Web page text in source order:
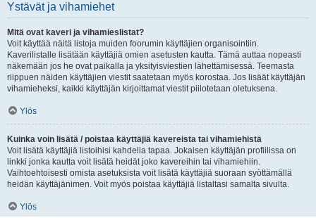
Ystävät ja vihamiehet
Mitä ovat kaveri ja vihamieslistat?
Voit käyttää näitä listoja muiden foorumin käyttäjien organisointiin.
Kaverilistalle lisätään käyttäjiä omien asetusten kautta. Tämä auttaa nopeasti
näkemään jos he ovat paikalla ja yksityisviestien lähettämisessä. Teemasta
riippuen näiden käyttäjien viestit saatetaan myös korostaa. Jos lisäät käyttäjän
vihamieheksi, kaikki käyttäjän kirjoittamat viestit piilotetaan oletuksena.
Ylös
Kuinka voin lisätä / poistaa käyttäjiä kavereista tai vihamiehistä
Voit lisätä käyttäjiä listoihisi kahdella tapaa. Jokaisen käyttäjän profiilissa on
linkki jonka kautta voit lisätä heidät joko kavereihin tai vihamiehiin.
Vaihtoehtoisesti omista asetuksista voit lisätä käyttäjiä suoraan syöttämällä
heidän käyttäjänimen. Voit myös poistaa käyttäjiä listaltasi samalta sivulta.
Ylös